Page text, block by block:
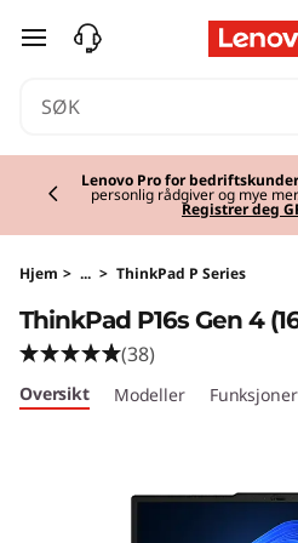
T
k
P
a
d
gå til hovedinnhold
Klar for skolestart|
klar for skolestart med
Currently displaying item 1
Hjem > ... > ThinkPad P Series
ThinkPad P16s Gen 4
(38)
Oversikt Modeller Funksjoner